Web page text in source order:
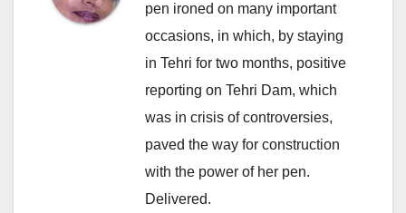
pen ironed on many important
occasions, in which, by staying
in Tehri for two months, positive
reporting on Tehri Dam, which
was in crisis of controversies,
paved the way for construction
with the power of her pen.
Delivered.